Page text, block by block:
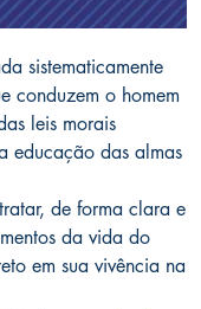
sistematicamente
conduzem o homem
leis morais
educação das almas
de forma clara e
da vida do
em sua vivência na